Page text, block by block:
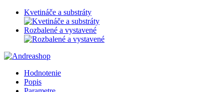
Kvetináče a substráty
Rozbalené a vystavené
Hodnotenie
Popis